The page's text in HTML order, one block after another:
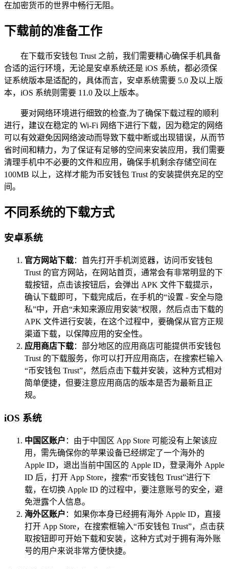
在加密货币的世界中畅行无阻。
下载前的准备工作
在下载币安钱包 Trust 之前，我们需要精心确保手机具备
合适的运行环境，无论是安卓系统还是 iOS 系统，都必须保
证系统版本是适配的，具体而言，安卓系统需要 5.0 及以上版
本，iOS 系统则需要 11.0 及以上版本。
要对网络环境进行细致的检查,为了确保下载过程的顺利
进行，建议在稳定的 Wi-Fi 网络下进行下载，因为稳定的网络
可以有效避免因网络波动而导致下载中断或出现错误，从而节
省时间和精力，为了保证有足够的空间来安装应用，我们需要
清理手机中不必要的文件和应用，确保手机剩余存储空间在
100MB 以上，这样才能为币安钱包 Trust 的安装提供充足的空
间。
不同系统的下载方式
安卓系统
官方网站下载：首先打开手机浏览器，访问币安钱包
Trust 的官方网站，在网站首页，通常会有非常明显的下
载按钮，点击该按钮后，会弹出 APK 文件下载提示，
确认下载即可，下载完成后，在手机的“设置 - 安全与隐
私”中，开启“未知来源应用安装”权限，然后点击下载的
APK 文件进行安装，在这个过程中，要确保从官方正规
渠道下载，以保障应用的安全性。
应用商店下载：部分地区的应用商店可能提供币安钱包
Trust 的下载服务，你可以打开应用商店，在搜索栏输入
“币安钱包 Trust”，然后点击下载并安装，这种方式相对
简单便捷，但要注意应用商店的版本是否为最新且正
规。
iOS 系统
中国区账户 ：由于中国区 App Store 可能没有上架该应
用，需先确保你的苹果设备已经绑定了一个海外的
Apple ID，退出当前中国区的 Apple ID，登录海外 Apple
ID 后，打开 App Store，搜索“币安钱包 Trust”进行下
载，在切换 Apple ID 的过程中，要注意账号的安全，避
免泄露个人信息。
海外区账户 ：如果你本身已经拥有海外 Apple ID，直接
打开 App Store，在搜索框输入“币安钱包 Trust”，点击获
取按钮即可开始下载和安装，这种方式对于拥有海外账
号的用户来说非常方便快捷。